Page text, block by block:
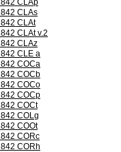
842 CLAp
842 CLAs
842 CLAt
842 CLAt v.2
842 CLAz
842 CLE a
842 COCa
842 COCb
842 COCo
842 COCp
842 COCt
842 COLg
842 COOt
842 CORc
842 CORh